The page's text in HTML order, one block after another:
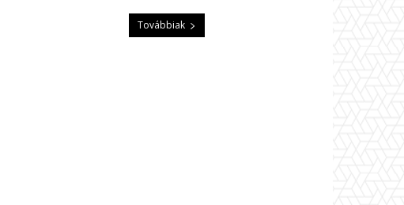
Továbbiak